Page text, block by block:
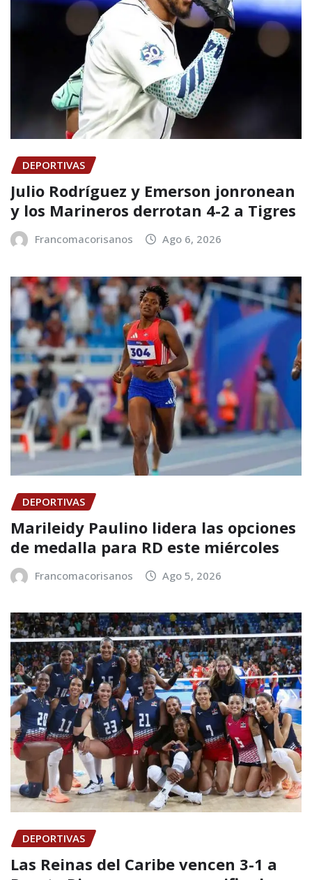
DEPORTIVAS
Julio Rodríguez y Emerson jonronean
y los Marineros derrotan 4-2 a Tigres
Francomacorisanos Ago 6, 2026
DEPORTIVAS
Marileidy Paulino lidera las opciones
de medalla para RD este miércoles
Francomacorisanos Ago 5, 2026
DEPORTIVAS
Las Reinas del Caribe vencen 3-1 a